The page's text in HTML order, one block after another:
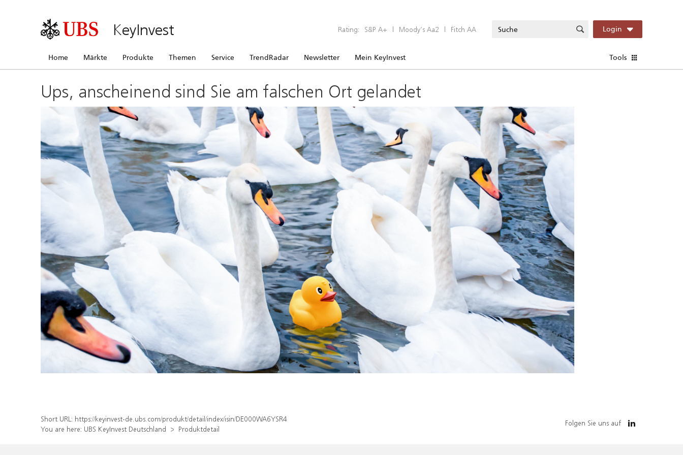
KeyInvest Rating: S&P A+ | Moody’s Aa2 | Fitch AA Login
Home Märkte Produkte Themen Service TrendRadar Newsletter Mein KeyInvest Tools
Ups, anscheinend sind Sie am falschen Ort gelandet
Short URL: https://keyinvest-de.ubs.com/produkt/detail/index/isin/DE000WA6YSR4
You are here: UBS KeyInvest Deutschland Produktdetail
Folgen Sie uns auf